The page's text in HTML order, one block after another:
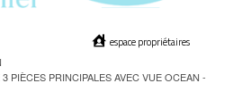
espace propriétaires
PIÈCES PRINCIPALES AVEC VUE OCEAN -